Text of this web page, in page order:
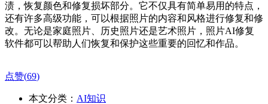
渍，恢复颜色和修复损坏部分。它不仅具有简单易用的特点，
还有许多高级功能，可以根据照片的内容和风格进行修复和修
改。无论是家庭照片、历史照片还是艺术照片，照片AI修复
软件都可以帮助人们恢复和保护这些重要的回忆和作品。
点赞(69)
本文分类： AI知识